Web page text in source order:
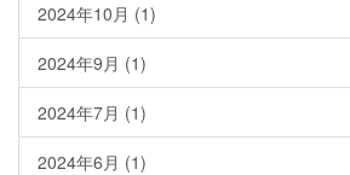
2024年10月 (1)
2024年9月 (1)
2024年7月 (1)
2024年6月 (1)